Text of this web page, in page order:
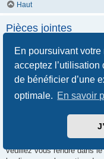
En poursuivant
acceptez
de bénéficier d’une
optimale. En savoir
Haut
Pièces jointes
Quelles pièces jointes
Chaque administrateur
jointes. Si vous n’êtes
nous vous invitons à
Comment puis-je
Pour retrouver la liste des
veuillez vous rendre dans